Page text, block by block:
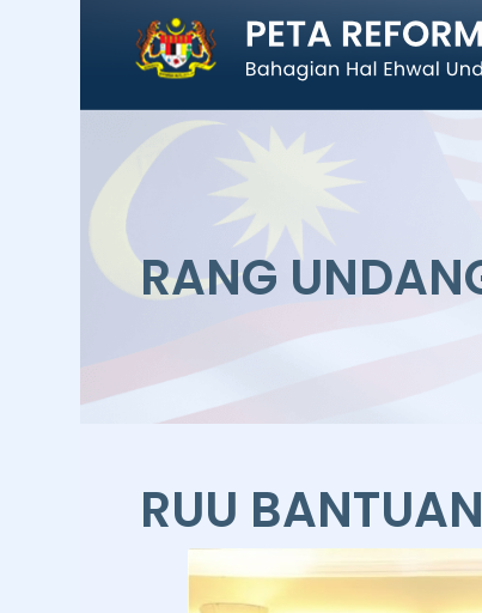
RANG
RUU